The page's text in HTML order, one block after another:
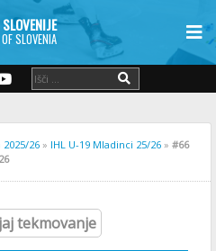
SLOVENIA
26 » IHL U-19 Mladinci 25/26 » #66
tekmovanje